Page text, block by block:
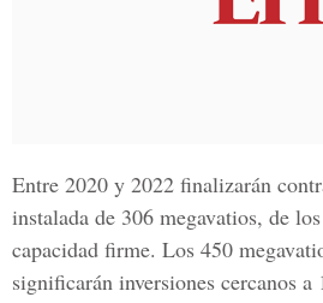
Entre 2020 y 2022 finalizarán
instalada de 306 megavatios, de
capacidad firme. Los 450
significarán inversiones cercanos